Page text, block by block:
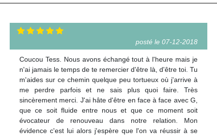
posté le 07-12-2018
Coucou Tess. Nous avons échangé tout à l'heure mais je
n'ai jamais le temps de te remercier d'être là, d'être toi. Tu
m'aides sur ce chemin quelque peu tortueux où j'arrive à
me perdre parfois et ne sais plus quoi faire. Très
sincèrement merci. J'ai hâte d'être en face à face avec G,
que ce soit fluide entre nous et que ce moment soit
évocateur de renouveau dans notre relation. Mon
évidence c'est lui alors j'espère que l'on va réussir à se